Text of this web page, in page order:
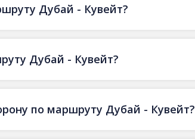
Дубай - Кувейт?
Дубай - Кувейт?
по маршруту Дубай - Кувейт?